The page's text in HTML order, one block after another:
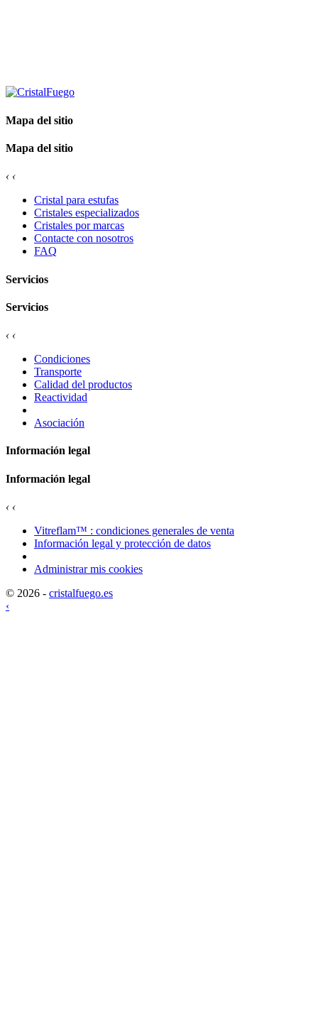
Mapa del sitio
Mapa del sitio
‹ ‹
Cristal para estufas
Cristales especializados
Cristales por marcas
Contacte con nosotros
FAQ
Servicios
Servicios
‹ ‹
Condiciones
Transporte
Calidad del productos
Reactividad
Asociación
Información legal
Información legal
‹ ‹
Vitreflam™ : condiciones generales de venta
Información legal y protección de datos
Administrar mis cookies
© 2026 - cristalfuego.es
‹